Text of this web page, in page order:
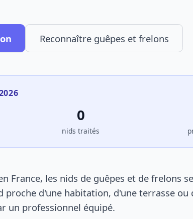
Reconnaître guêpes et frelons
0
nids traités
France, les nids de guêpes et de frelons
d'une habitation, d'une terrasse ou
un professionnel équipé.